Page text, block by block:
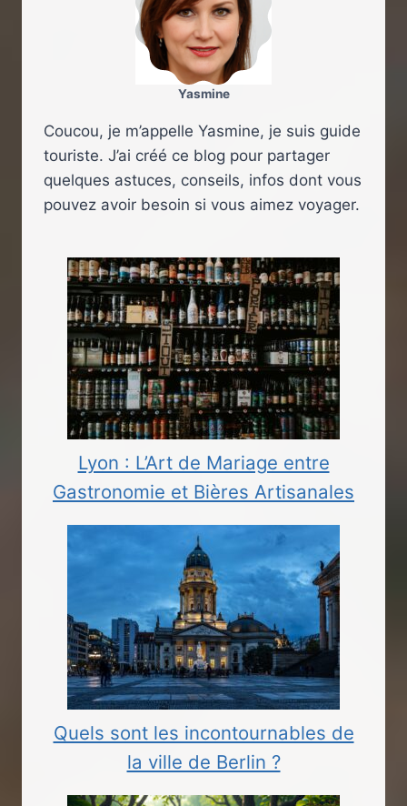
Yasmine
Coucou, je m’appelle Yasmine, je suis guide
touriste. J’ai créé ce blog pour partager
quelques astuces, conseils, infos dont vous
pouvez avoir besoin si vous aimez voyager.
Lyon : L’Art de Mariage entre
Gastronomie et Bières Artisanales
Quels sont les incontournables de
la ville de Berlin ?